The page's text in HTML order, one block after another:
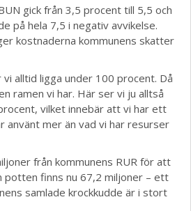
gick från 3,5 procent till 5,5 och
på hela 7,5 i negativ avvikelse.
kostnaderna kommunens skatter
alltid ligga under 100 procent. Då
ramen vi har. Här ser vi ju alltså
vilket innebär att vi har ett
använt mer än vad vi har resurser
från kommunens RUR för att
potten finns nu 67,2 miljoner – ett
samlade krockkudde är i stort